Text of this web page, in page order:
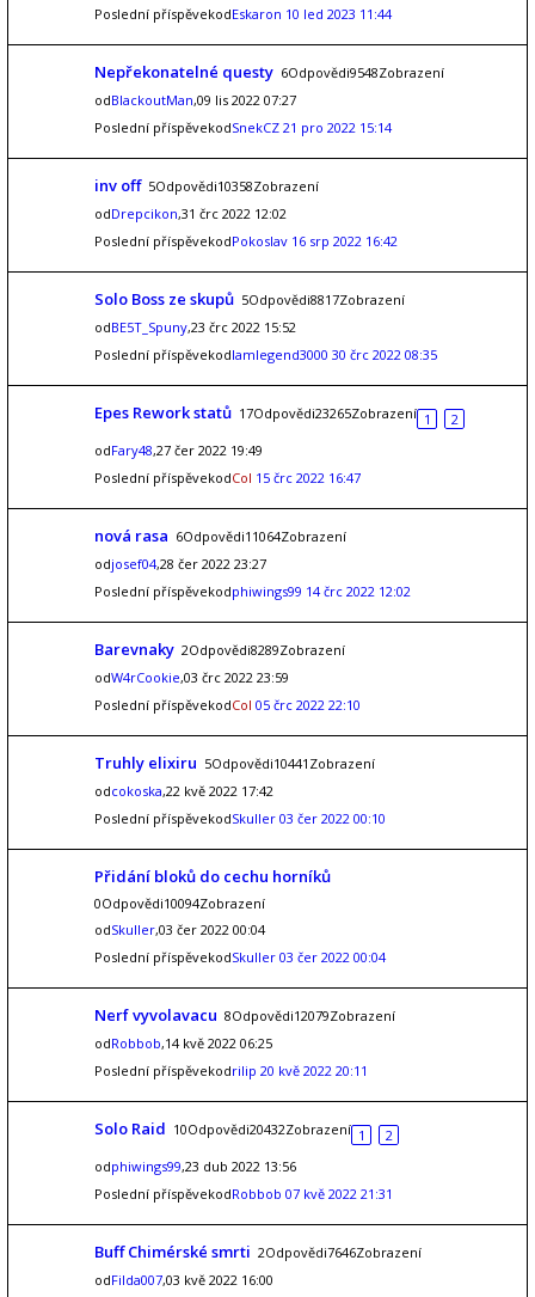
Poslední příspěvekodEskaron 10 led 2023 11:44
Nepřekonatelné questy 6Odpovědi9548Zobrazení
odBlackoutMan,09 lis 2022 07:27
Poslední příspěvekodSnekCZ 21 pro 2022 15:14
inv off 5Odpovědi10358Zobrazení
odDrepcikon,31 črc 2022 12:02
Poslední příspěvekodPokoslav 16 srp 2022 16:42
Solo Boss ze skupů 5Odpovědi8817Zobrazení
odBE5T_Spuny,23 črc 2022 15:52
Poslední příspěvekodIamlegend3000 30 črc 2022 08:35
Epes Rework statů 17Odpovědi23265Zobrazení 1
2
odFary48,27 čer 2022 19:49
Poslední příspěvekodCol 15 črc 2022 16:47
nová rasa 6Odpovědi11064Zobrazení
odjosef04,28 čer 2022 23:27
Poslední příspěvekodphiwings99 14 črc 2022 12:02
Barevnaky 2Odpovědi8289Zobrazení
odW4rCookie,03 črc 2022 23:59
Poslední příspěvekodCol 05 črc 2022 22:10
Truhly elixiru 5Odpovědi10441Zobrazení
odcokoska,22 kvě 2022 17:42
Poslední příspěvekodSkuller 03 čer 2022 00:10
Přidání bloků do cechu horníků
0Odpovědi10094Zobrazení
odSkuller,03 čer 2022 00:04
Poslední příspěvekodSkuller 03 čer 2022 00:04
Nerf vyvolavacu 8Odpovědi12079Zobrazení
odRobbob,14 kvě 2022 06:25
Poslední příspěvekodrilip 20 kvě 2022 20:11
Solo Raid 10Odpovědi20432Zobrazení 1
2
odphiwings99,23 dub 2022 13:56
Poslední příspěvekodRobbob 07 kvě 2022 21:31
Buff Chimérské smrti 2Odpovědi7646Zobrazení
odFilda007,03 kvě 2022 16:00